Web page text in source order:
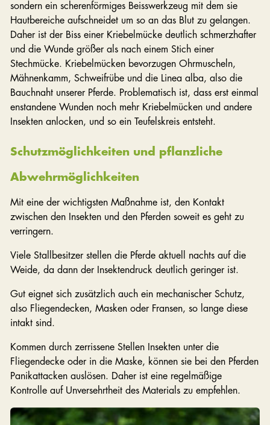
sondern ein scherenförmiges Beisswerkzeug mit dem sie
Hautbereiche aufschneidet um so an das Blut zu gelangen.
Daher ist der Biss einer Kriebelmücke deutlich schmerzhafter
und die Wunde größer als nach einem Stich einer
Stechmücke. Kriebelmücken bevorzugen Ohrmuscheln,
Mähnenkamm, Schweifrübe und die Linea alba, also die
Bauchnaht unserer Pferde. Problematisch ist, dass erst einmal
enstandene Wunden noch mehr Kriebelmücken und andere
Insekten anlocken, und so ein Teufelskreis entsteht.
Schutzmöglichkeiten und pflanzliche
Abwehrmöglichkeiten
Mit eine der wichtigsten Maßnahme ist, den Kontakt
zwischen den Insekten und den Pferden soweit es geht zu
verringern.
Viele Stallbesitzer stellen die Pferde aktuell nachts auf die
Weide, da dann der Insektendruck deutlich geringer ist.
Gut eignet sich zusätzlich auch ein mechanischer Schutz,
also Fliegendecken, Masken oder Fransen, so lange diese
intakt sind.
Kommen durch zerrissene Stellen Insekten unter die
Fliegendecke oder in die Maske, können sie bei den Pferden
Panikattacken auslösen. Daher ist eine regelmäßige
Kontrolle auf Unversehrtheit des Materials zu empfehlen.